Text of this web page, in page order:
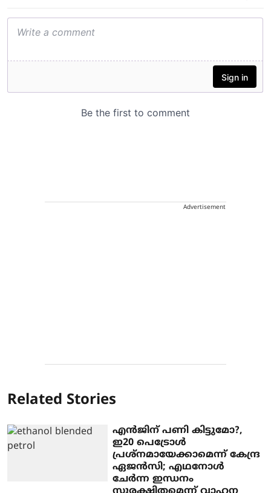
Advertisement
Related Stories
എന്‍ജിന് പണി കിട്ടുമോ?,
ഇ20 പെട്രോള്‍
പ്രശ്‌നമായേക്കാമെന്ന് കേന്ദ്ര
ഏജന്‍സി; എഥനോള്‍
ചേര്‍ന്ന ഇന്ധനം